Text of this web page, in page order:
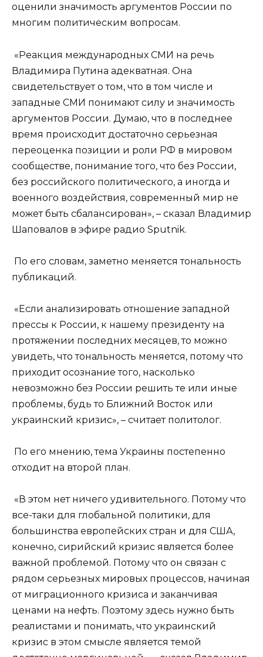
оценили значимость аргументов России по
многим политическим вопросам.
«Реакция международных СМИ на речь
Владимира Путина адекватная. Она
свидетельствует о том, что в том числе и
западные СМИ понимают силу и значимость
аргументов России. Думаю, что в последнее
время происходит достаточно серьезная
переоценка позиции и роли РФ в мировом
сообществе, понимание того, что без России,
без российского политического, а иногда и
военного воздействия, современный мир не
может быть сбалансирован», – сказал Владимир
Шаповалов в эфире радио Sputnik.
По его словам, заметно меняется тональность
публикаций.
«Если анализировать отношение западной
прессы к России, к нашему президенту на
протяжении последних месяцев, то можно
увидеть, что тональность меняется, потому что
приходит осознание того, насколько
невозможно без России решить те или иные
проблемы, будь то Ближний Восток или
украинский кризис», – считает политолог.
По его мнению, тема Украины постепенно
отходит на второй план.
«В этом нет ничего удивительного. Потому что
все-таки для глобальной политики, для
большинства европейских стран и для США,
конечно, сирийский кризис является более
важной проблемой. Потому что он связан с
рядом серьезных мировых процессов, начиная
от миграционного кризиса и заканчивая
ценами на нефть. Поэтому здесь нужно быть
реалистами и понимать, что украинский
кризис в этом смысле является темой